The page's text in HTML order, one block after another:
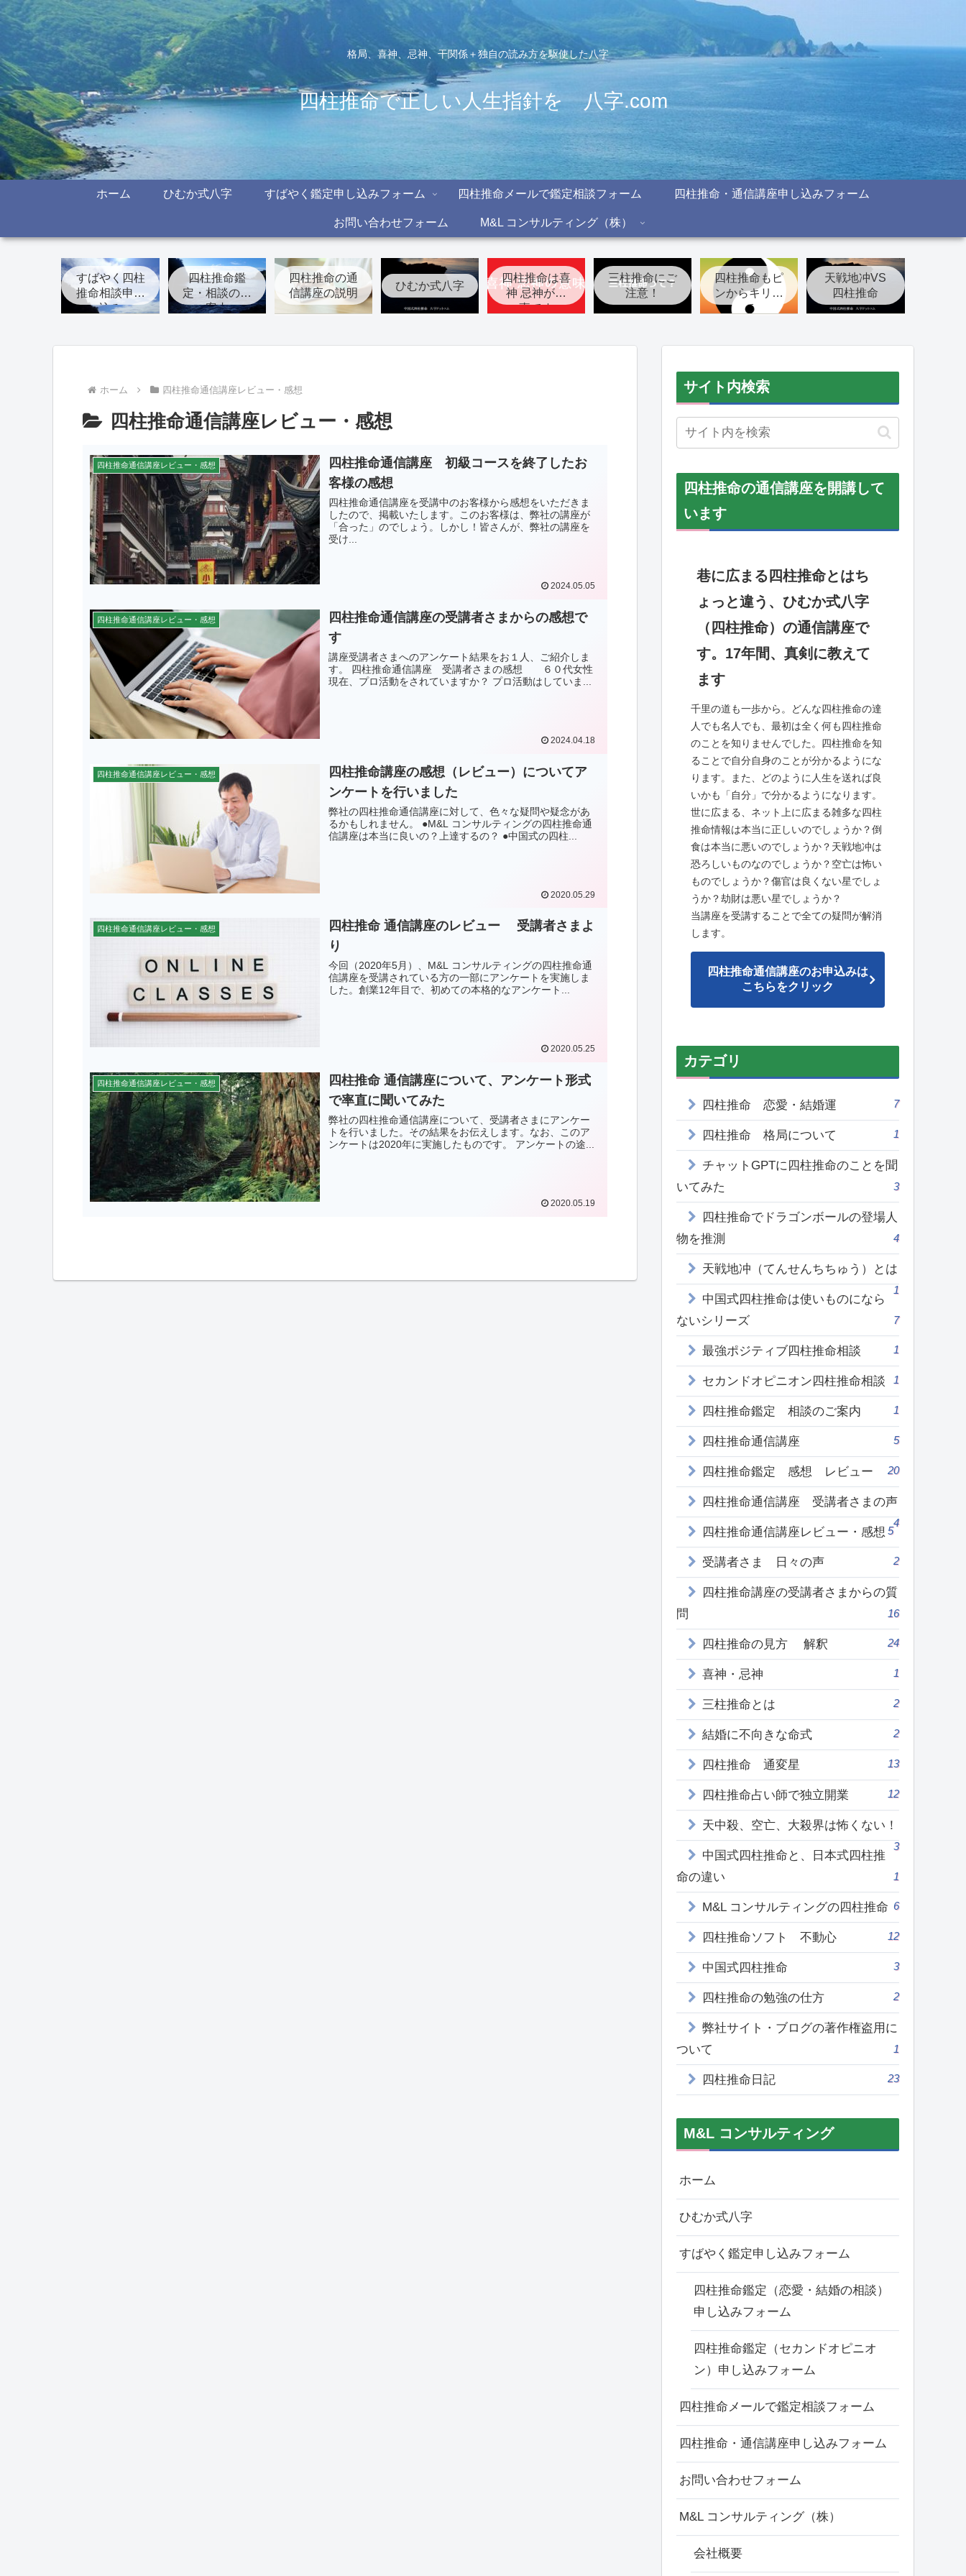
格局、喜神、忌神、干関係＋独自の読み方を駆使した八字
四柱推命で正しい人生指針を 八字.com
ホーム ひむか式八字 すばやく鑑定申し込みフォーム 四柱推命メールで鑑定相談フォーム 四柱推命・通信講座申し込みフォーム
お問い合わせフォーム M&L コンサルティング（株）
すばやく四柱
推命相談申し
込み
四柱推命鑑
定・相談のご
案内
四柱推命の通
信講座の説明
ひむか式八字
四柱推命は喜
神 忌神が大
事です
三柱推命にご
注意！
四柱推命もピ
ンからキリま
で
天戦地冲VS
四柱推命
ホーム 四柱推命通信講座レビュー・感想
四柱推命通信講座レビュー・感想
四柱推命通信講座レビュー・感想
四柱推命通信講座 初級コースを終了したお
客様の感想
四柱推命通信講座を受講中のお客様から感想をいただきま
したので、掲載いたします。このお客様は、弊社の講座が
「合った」のでしょう。しかし！皆さんが、弊社の講座を
受け...
2024.05.05
四柱推命通信講座レビュー・感想
四柱推命通信講座の受講者さまからの感想で
す
講座受講者さまへのアンケート結果をお１人、ご紹介しま
す。 四柱推命通信講座 受講者さまの感想 ６０代女性
現在、プロ活動をされていますか？ プロ活動はしていま...
2024.04.18
四柱推命通信講座レビュー・感想
四柱推命講座の感想（レビュー）についてア
ンケートを行いました
弊社の四柱推命通信講座に対して、色々な疑問や疑念があ
るかもしれません。 ●M&L コンサルティングの四柱推命通
信講座は本当に良いの？上達するの？ ●中国式の四柱...
2020.05.29
四柱推命通信講座レビュー・感想
四柱推命 通信講座のレビュー 受講者さまよ
り
今回（2020年5月）、M&L コンサルティングの四柱推命通
信講座を受講されている方の一部にアンケートを実施しま
した。創業12年目で、初めての本格的なアンケート...
2020.05.25
四柱推命通信講座レビュー・感想
四柱推命 通信講座について、アンケート形式
で率直に聞いてみた
弊社の四柱推命通信講座について、受講者さまにアンケー
トを行いました。その結果をお伝えします。なお、このア
ンケートは2020年に実施したものです。 アンケートの途...
2020.05.19
サイト内検索
四柱推命の通信講座を開講して
います
巷に広まる四柱推命とはち
ょっと違う、ひむか式八字
（四柱推命）の通信講座で
す。17年間、真剣に教えて
ます
千里の道も一歩から。どんな四柱推命の達
人でも名人でも、最初は全く何も四柱推命
のことを知りませんでした。四柱推命を知
ることで自分自身のことが分かるようにな
ります。また、どのように人生を送れば良
いかも「自分」で分かるようになります。
世に広まる、ネット上に広まる雑多な四柱
推命情報は本当に正しいのでしょうか？倒
食は本当に悪いのでしょうか？天戦地冲は
恐ろしいものなのでしょうか？空亡は怖い
ものでしょうか？傷官は良くない星でしょ
うか？劫財は悪い星でしょうか？
当講座を受講することで全ての疑問が解消
します。
四柱推命通信講座のお申込みは
こちらをクリック
カテゴリ
四柱推命 恋愛・結婚運 7
四柱推命 格局について 1
チャットGPTに四柱推命のことを聞
いてみた
3
四柱推命でドラゴンボールの登場人
物を推測
4
天戦地冲（てんせんちちゅう）とは
1
中国式四柱推命は使いものになら
ないシリーズ
7
最強ポジティブ四柱推命相談 1
セカンドオピニオン四柱推命相談 1
四柱推命鑑定 相談のご案内 1
四柱推命通信講座 5
四柱推命鑑定 感想 レビュー 20
四柱推命通信講座 受講者さまの声
4
四柱推命通信講座レビュー・感想 5
受講者さま 日々の声 2
四柱推命講座の受講者さまからの質
問
16
四柱推命の見方 解釈 24
喜神・忌神 1
三柱推命とは 2
結婚に不向きな命式 2
四柱推命 通変星 13
四柱推命占い師で独立開業 12
天中殺、空亡、大殺界は怖くない！
3
中国式四柱推命と、日本式四柱推
命の違い
1
M&L コンサルティングの四柱推命 6
四柱推命ソフト 不動心 12
中国式四柱推命 3
四柱推命の勉強の仕方 2
弊社サイト・ブログの著作権盗用に
ついて
1
四柱推命日記 23
M&L コンサルティング
ホーム
ひむか式八字
すばやく鑑定申し込みフォーム
四柱推命鑑定（恋愛・結婚の相談）
申し込みフォーム
四柱推命鑑定（セカンドオピニオ
ン）申し込みフォーム
四柱推命メールで鑑定相談フォーム
四柱推命・通信講座申し込みフォーム
お問い合わせフォーム
M&L コンサルティング（株）
会社概要